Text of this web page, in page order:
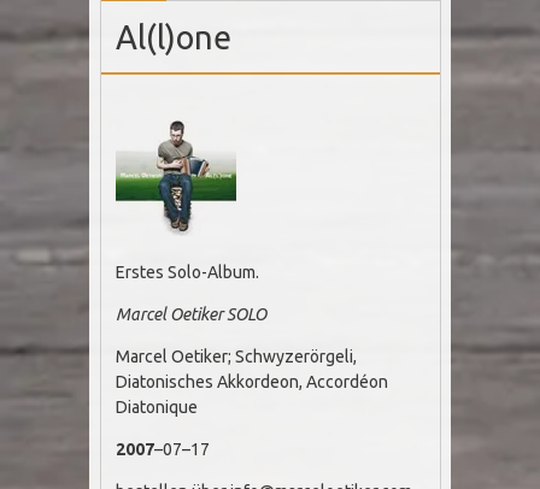
Al(l)one
Erstes Solo-Album.
Marcel Oetiker SOLO
Marcel Oetiker; Schwyzerörgeli,
Diatonisches Akkordeon, Accordéon
Diatonique
2007–07–17